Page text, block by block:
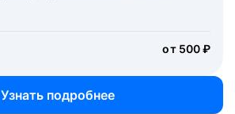
от 500 ₽
Узнать подробнее